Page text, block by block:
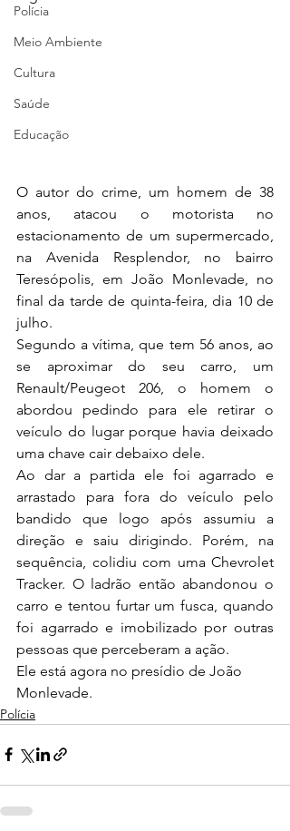
Polícia
Meio Ambiente
Cultura
Saúde
Educação
O autor do crime, um homem de 38
anos, atacou o motorista no
estacionamento de um supermercado,
na Avenida Resplendor, no bairro
Teresópolis, em João Monlevade, no
final da tarde de quinta-feira, dia 10 de
julho.
Segundo a vítima, que tem 56 anos, ao
se aproximar do seu carro, um
Renault/Peugeot 206, o homem o
abordou pedindo para ele retirar o
veículo do lugar porque havia deixado
uma chave cair debaixo dele.
Ao dar a partida ele foi agarrado e
arrastado para fora do veículo pelo
bandido que logo após assumiu a
direção e saiu dirigindo. Porém, na
sequência, colidiu com uma Chevrolet
Tracker. O ladrão então abandonou o
carro e tentou furtar um fusca, quando
foi agarrado e imobilizado por outras
pessoas que perceberam a ação.
Ele está agora no presídio de João
Monlevade.
Polícia